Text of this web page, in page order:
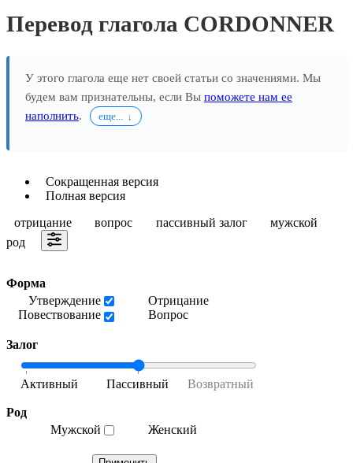
Перевод глагола CORDONNER
У этого глагола еще нет своей статьи со значениями. Мы
будем вам признательны, если Вы поможете нам ее
наполнить. еще...
Сокращенная версия
Полная версия
отрицание
вопрос пассивный залог
мужской
род
Форма
Утверждение
Повествование
Отрицание
Вопрос
Залог
Род
Мужской
Женский